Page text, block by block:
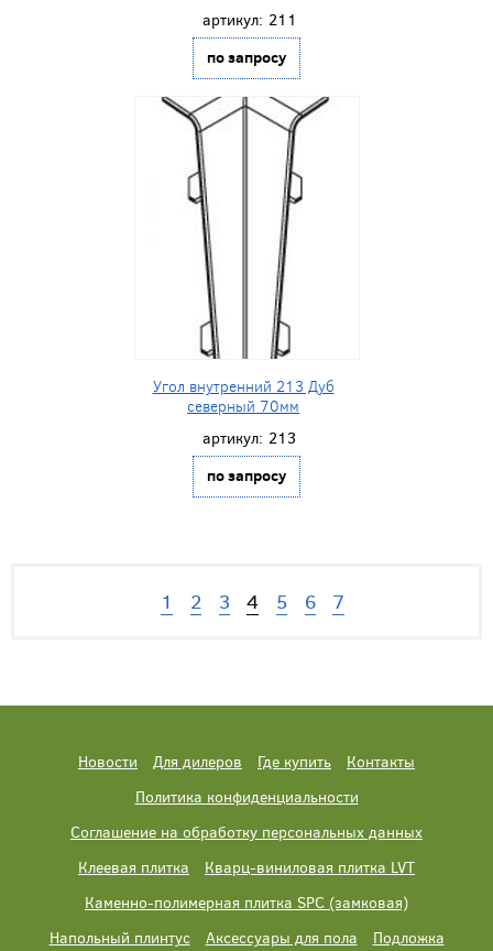
артикул: 211
по запросу
Угол внутренний 213 Дуб
северный 70мм
артикул: 213
по запросу
1 2 3 4 5 6 7
Новости Для дилеров Где купить
Контакты
Политика конфиденциальности
Соглашение на обработку персональных данных
Клеевая плитка
Кварц-виниловая плитка LVT
Каменно-полимерная плитка SPC (замковая)
Напольный плинтус
Аксессуары для пола Подложка